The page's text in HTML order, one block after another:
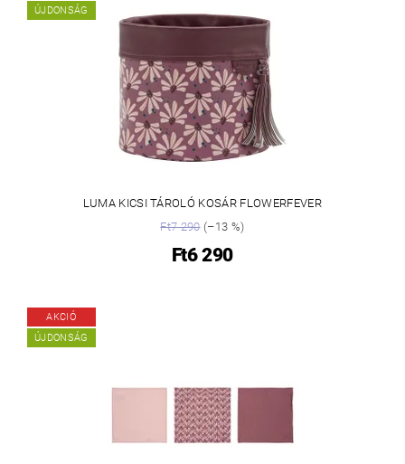
ÚJDONSÁG
LUMA KICSI TÁROLÓ KOSÁR FLOWERFEVER
Ft7 290(–13 %)
Ft6 290
AKCIÓ
ÚJDONSÁG